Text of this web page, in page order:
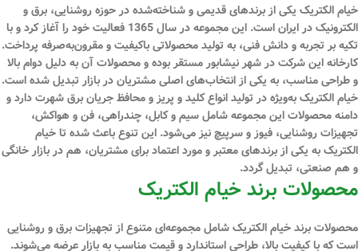
خیام الکتریک یکی از برندهای قدیمی و شناخته‌شده در حوزه روشنایی، برق و
الکترونیک در ایران است. این مجموعه در سال 1365 فعالیت خود را آغاز کرد و با
تکیه بر تجربه و دانش فنی، به تولید محصولاتی باکیفیت و مقرون‌به‌صرفه پرداخت.
کارخانه این شرکت در شهر نیشابور مستقر بوده و محصولات آن به دلیل دوام بالا
و طراحی مناسب، به یکی از انتخاب‌های اصلی مشتریان در بازار تبدیل شده است.
خیام الکتریک به‌ویژه در تولید انواع کلید و پریز و محافظ جریان برق شهرت دارد و
دامنه محصولات این مجموعه شامل سیم و کابل، چندراهی، فن و هواکش،
تجهیزات روشنایی، فیوز و سرپیچ نیز می‌شود. این تنوع باعث شده تا خیام
الکتریک به یکی از برندهای معتبر و مورد اعتماد برای مشتریان، هم در بازار خانگی
و هم صنعتی، تبدیل گردد.
محصولات برند خیام الکتریک
محصولات برند خیام الکتریک شامل مجموعه‌ای متنوع از تجهیزات برق و روشنایی
است که با کیفیت بالا، طراحی استاندارد و قیمت مناسب به بازار عرضه می‌شوند.